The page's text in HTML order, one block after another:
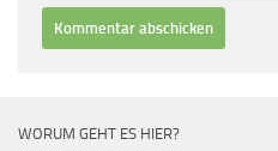
WORUM GEHT ES HIER?